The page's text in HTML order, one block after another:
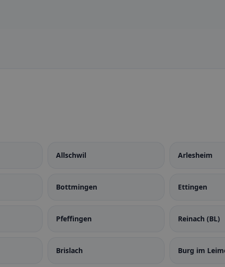
Allschwil Arlesheim
Bottmingen Ettingen
Pfeffingen Reinach (BL)
Brislach Burg im